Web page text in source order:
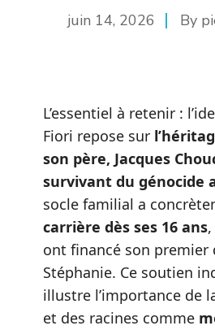
juin 14, 2026 By
L’essentiel à retenir :
Fiori repose sur
son père, Jacques
survivant du génocide
socle familial a
carrière dès ses 16 ans,
ont financé son premier
Stéphanie. Ce soutien
illustre l’importance de
et des racines comme